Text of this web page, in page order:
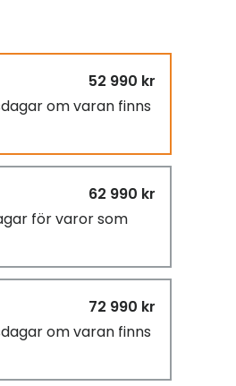
52 990 kr
om varan finns
62 990 kr
för varor som
72 990 kr
om varan finns